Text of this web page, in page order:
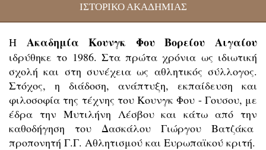
ΙΣΤΟΡΙΚΟ ΑΚΑΔΗΜΙΑΣ
Η Ακαδημία Κουνγκ Φου Βορείου Αιγαίου
ιδρύθηκε το 1986. Στα πρώτα χρόνια ως ιδιωτική
σχολή και στη συνέχεια ως αθλητικός σύλλογος.
Στόχος, η διάδοση, ανάπτυξη, εκπαίδευση και
φιλοσοφία της τέχνης του Κουνγκ Φου - Γουσου, με
έδρα την Μυτιλήνη Λέσβου και κάτω από την
καθοδήγηση του Δασκάλου Γιώργου Βατζάκα
προπονητή Γ.Γ. Αθλητισμού και Ευρωπαϊκού κριτή.